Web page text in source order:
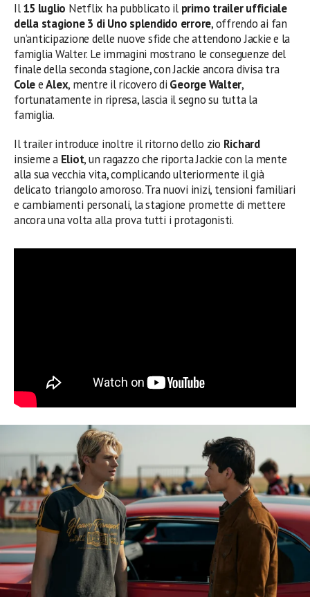
Il15 luglio Netflix ha pubblicato il primo trailer ufficiale
della stagione 3 di Uno splendido errore, offrendo ai fan
un’anticipazione delle nuove sfide che attendono Jackie e la
famiglia Walter. Le immagini mostrano le conseguenze del
finale della seconda stagione, con Jackie ancora divisa tra
ColeeAlex, mentre il ricovero di George Walter,
fortunatamente in ripresa, lascia il segno su tutta la
famiglia.
Il trailer introduce inoltre il ritorno dello zio Richard
insieme a Eliot, un ragazzo che riporta Jackie con la mente
alla sua vecchia vita, complicando ulteriormente il già
delicato triangolo amoroso. Tra nuovi inizi, tensioni familiari
e cambiamenti personali, la stagione promette di mettere
ancora una volta alla prova tutti i protagonisti.